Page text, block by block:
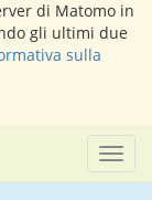
di Matomo in
gli ultimi due
sulla